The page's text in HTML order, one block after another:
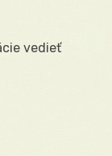
vedieť